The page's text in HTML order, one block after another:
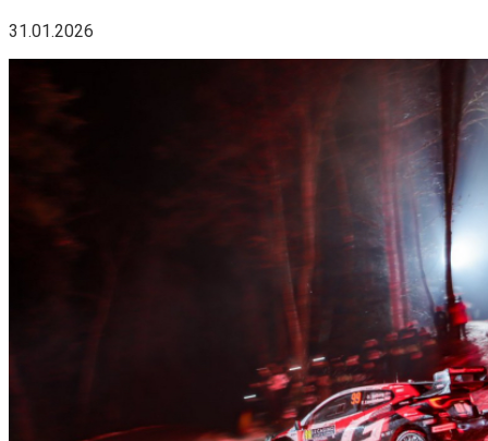
31.01.2026